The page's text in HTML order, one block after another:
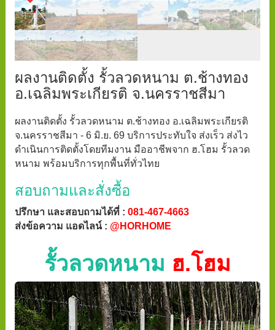
ผลงานติดตั้ง รั้วลวดหนาม ต.ช้างทอง
อ.เฉลิมพระเกียรติ จ.นครราชสีมา
ผลงานติดตั้ง รั้วลวดหนาม ต.ช้างทอง อ.เฉลิมพระเกียรติ
จ.นครราชสีมา - 6 มิ.ย. 69 บริการประทับใจ ส่งเร็ว ส่งไว
ดำเนินการติดตั้งโดยทีมงาน มืออาชีพจาก ฮ.โฮม รั้วลวด
หนาม พร้อมบริการทุกพื้นที่ทั่วไทย
สอบถามและสั่งซื้อ
ปรึกษา และสอบถามได้ที่ : 081-467-4663
ส่งข้อความ แอดไลน์ : @HORHOME
รั้วลวดหนาม ฮ.โฮม